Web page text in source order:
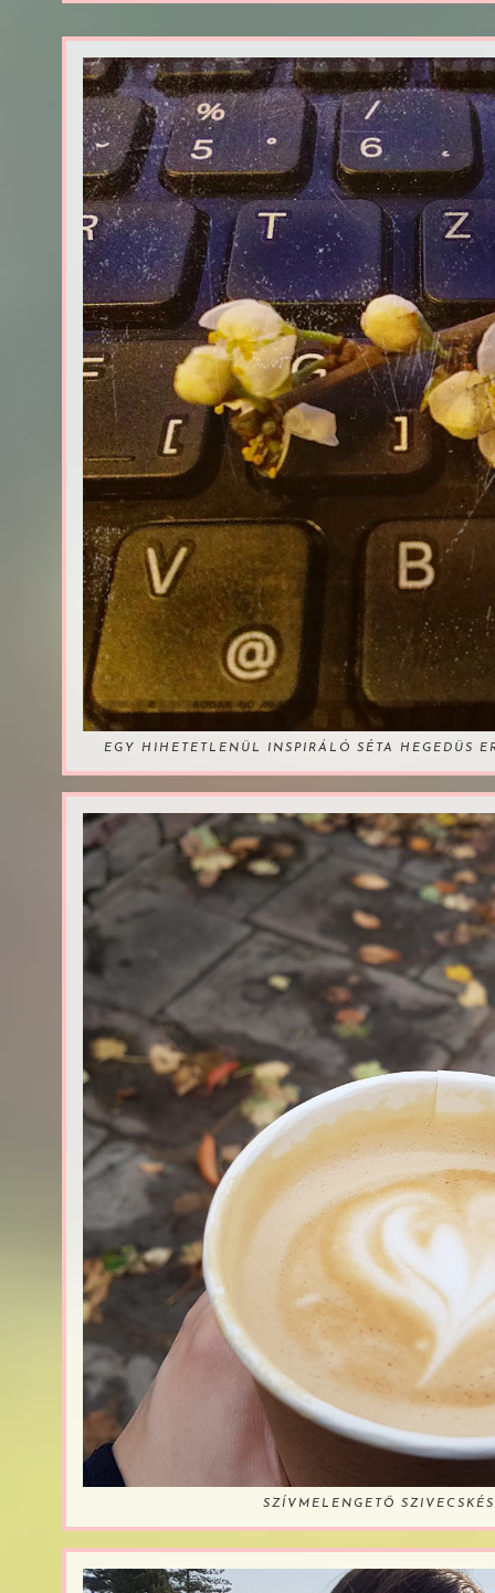
EGY HIHETETLENÜL INSPIRÁLÓ SÉTA HEGEDÜS
SZÍVMELENGETŐ